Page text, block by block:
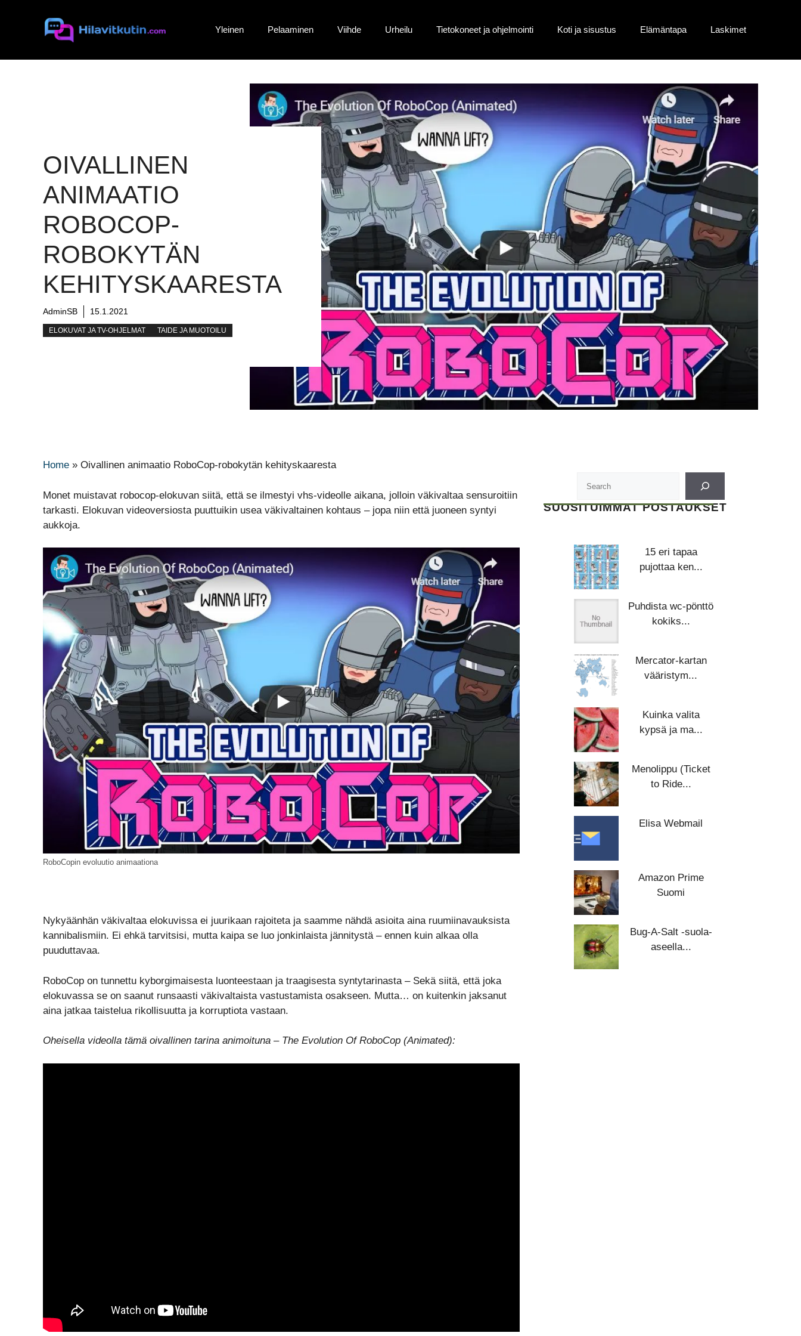
Yleinen Pelaaminen Viihde Urheilu Tietokoneet ja ohjelmointi Koti ja sisustus Elämäntapa Laskimet
OIVALLINEN
ANIMAATIO
ROBOCOP-
ROBOKYTÄN
KEHITYSKAARESTA
AdminSB 15.1.2021
ELOKUVAT JA TV-OHJELMAT TAIDE JA MUOTOILU
Home » Oivallinen animaatio RoboCop-robokytän kehityskaaresta
Monet muistavat robocop-elokuvan siitä, että se ilmestyi vhs-videolle aikana, jolloin väkivaltaa sensuroitiin
tarkasti. Elokuvan videoversiosta puuttuikin usea väkivaltainen kohtaus – jopa niin että juoneen syntyi
aukkoja.
RoboCopin evoluutio animaationa
Nykyäänhän väkivaltaa elokuvissa ei juurikaan rajoiteta ja saamme nähdä asioita aina ruumiinavauksista
kannibalismiin. Ei ehkä tarvitsisi, mutta kaipa se luo jonkinlaista jännitystä – ennen kuin alkaa olla
puuduttavaa.
RoboCop on tunnettu kyborgimaisesta luonteestaan ja traagisesta syntytarinasta – Sekä siitä, että joka
elokuvassa se on saanut runsaasti väkivaltaista vastustamista osakseen. Mutta… on kuitenkin jaksanut
aina jatkaa taistelua rikollisuutta ja korruptiota vastaan.
Oheisella videolla tämä oivallinen tarina animoituna – The Evolution Of RoboCop (Animated):
SUOSITUIMMAT POSTAUKSET
15 eri tapaa
pujottaa ken...
Puhdista wc-pönttö
kokiks...
Mercator-kartan
vääristym...
Kuinka valita
kypsä ja ma...
Menolippu (Ticket
to Ride...
Elisa Webmail
Amazon Prime
Suomi
Bug-A-Salt -suola-
aseella...